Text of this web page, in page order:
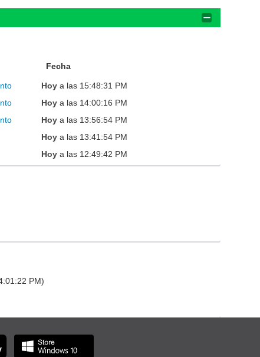
Fecha
Hoy a las 15:48:31 PM
Hoy a las 14:00:16 PM
Hoy a las 13:56:54 PM
Hoy a las 13:41:54 PM
Hoy a las 12:49:42 PM
PM)